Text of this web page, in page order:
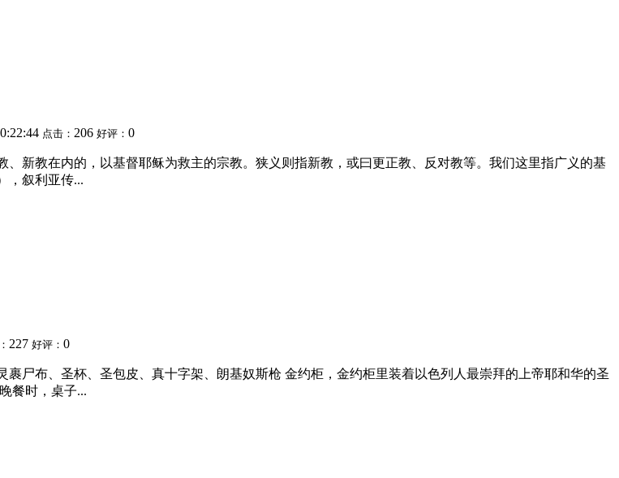
点击： 206 好评： 0
新教在内的，以基督耶稣为救主的宗教。狭义则指新教，或曰更正教、反对教等。我们这里指广义的基
，叙利亚传...
227 好评： 0
尸布、圣杯、圣包皮、真十字架、朗基奴斯枪 金约柜，金约柜里装着以色列人最崇拜的上帝耶和华的圣
餐时，桌子...